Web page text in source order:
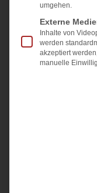
umgehen.
Externe
Inhalte von
werden
akzeptiert
manuelle